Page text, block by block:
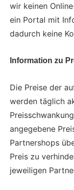
wir keinen
ein Portal mit
dadurch keine
Information zu
Die Preise der
werden täglich
angegebene
Partnershops
Preis zu
jeweiligen